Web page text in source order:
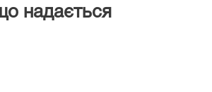
надається